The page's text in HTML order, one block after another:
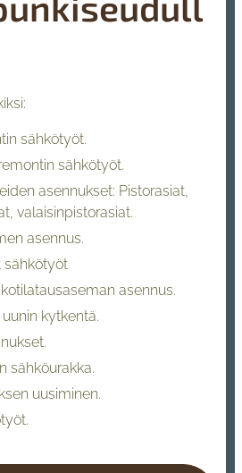
sähkötyöt.
sähkötyöt.
asennukset: Pistorasiat,
valaisinpistorasiat.
asennus.
sähkötyöt
asennus.
kytkentä.
sähköurakka.
uusiminen.